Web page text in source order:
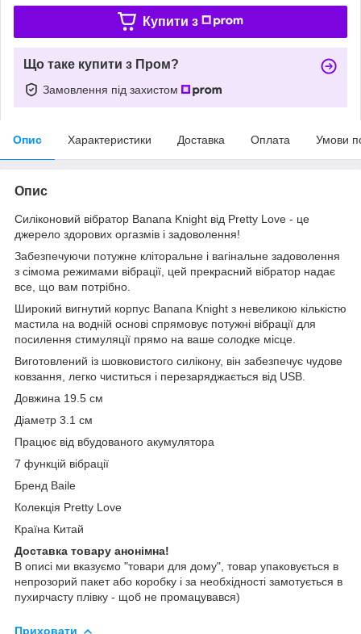
Купити з
Що таке купити з Пром?
Замовлення під захистом
Опис Характеристики Доставка Оплата Умови
Опис
Силіконовий вібратор Banana Knight від Pretty Love - це
джерело здорових оргазмів і задоволення!
Забезпечуючи потужне кліторальне і вагінальне задоволення
з сімома режимами вібрації, цей прекрасний вібратор надає
все, що вам потрібно.
Широкий вигнутий корпус Banana Knight з невеликою кількістю
мастила на водній основі спрямовує потужні вібрації для
посилення стимуляції прямо на ваше солодке місце.
Виготовлений із шовковистого силікону, він забезпечує чудове
ковзання, легко чиститься і перезаряджається від USB.
Довжина 19.5 см
Діаметр 3.1 см
Працює від вбудованого акумулятора
7 функцій вібрації
Бренд Baile
Колекція Pretty Love
Країна Китай
Доставка товару анонімна!
В описі ми вказуємо "товари для дому", товар упаковується в
непрозорий пакет або коробку і за необхідності замотується в
пухирчасту плівку - щоб не промацувався)
Приховати